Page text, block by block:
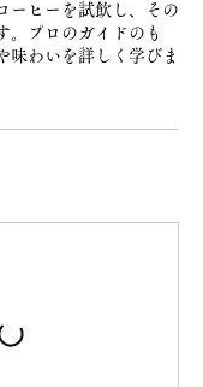
ーヒーを試飲し、その
。プロのガイドのも
味わいを詳しく学びま